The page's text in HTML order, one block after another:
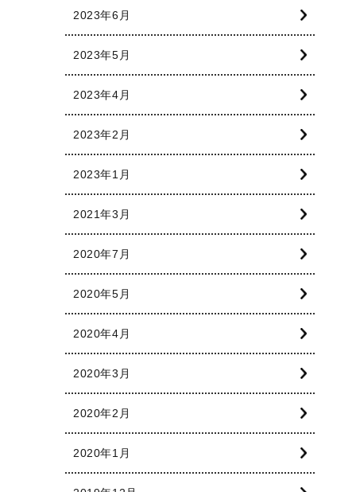
2023年6月
2023年5月
2023年4月
2023年2月
2023年1月
2021年3月
2020年7月
2020年5月
2020年4月
2020年3月
2020年2月
2020年1月